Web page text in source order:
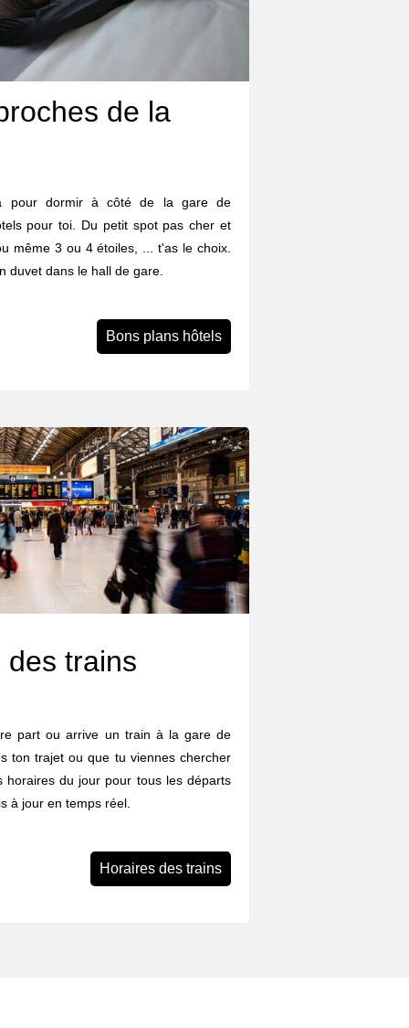
de la
pour dormir à côté de la gare de
pour toi. Du petit spot pas cher et
même 3 ou 4 étoiles, ... t'as le choix.
duvet dans le hall de gare.
Bons plans hôtels
trains
part ou arrive un train à la gare de
ton trajet ou que tu viennes chercher
horaires du jour pour tous les départs
à jour en temps réel.
Horaires des trains